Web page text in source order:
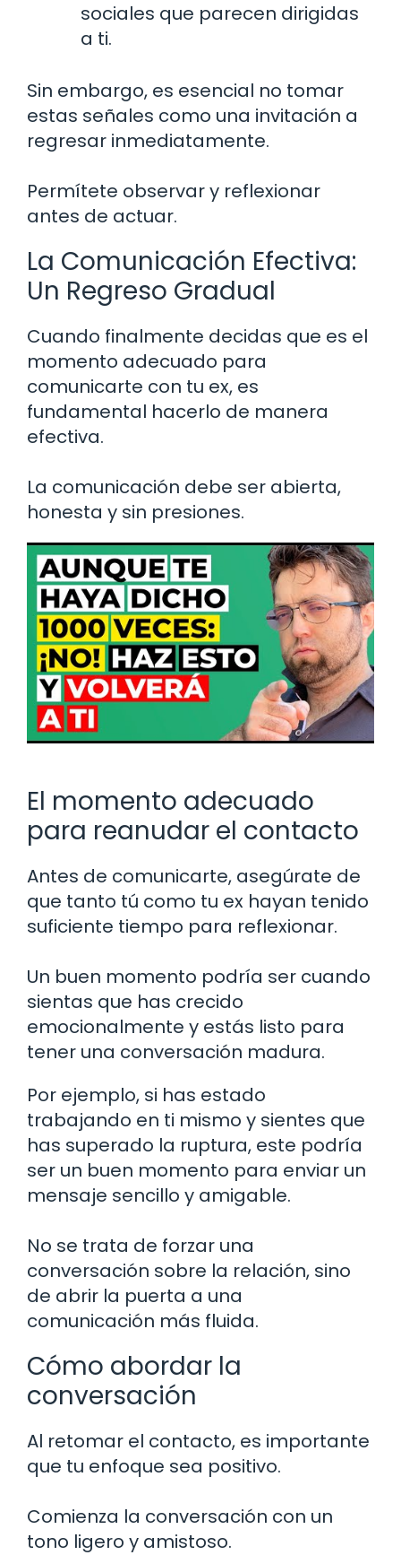
sociales que parecen dirigidas
a ti.
Sin embargo, es esencial no tomar
estas señales como una invitación a
regresar inmediatamente.
Permítete observar y reflexionar
antes de actuar.
La Comunicación Efectiva:
Un Regreso Gradual
Cuando finalmente decidas que es el
momento adecuado para
comunicarte con tu ex, es
fundamental hacerlo de manera
efectiva.
La comunicación debe ser abierta,
honesta y sin presiones.
El momento adecuado
para reanudar el contacto
Antes de comunicarte, asegúrate de
que tanto tú como tu ex hayan tenido
suficiente tiempo para reflexionar.
Un buen momento podría ser cuando
sientas que has crecido
emocionalmente y estás listo para
tener una conversación madura.
Por ejemplo, si has estado
trabajando en ti mismo y sientes que
has superado la ruptura, este podría
ser un buen momento para enviar un
mensaje sencillo y amigable.
No se trata de forzar una
conversación sobre la relación, sino
de abrir la puerta a una
comunicación más fluida.
Cómo abordar la
conversación
Al retomar el contacto, es importante
que tu enfoque sea positivo.
Comienza la conversación con un
tono ligero y amistoso.